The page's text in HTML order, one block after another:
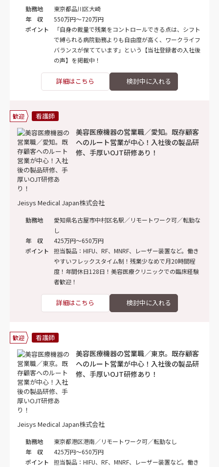
勤務地
東京都品川区大崎
年 収
550万円～720万円
ポイント
「自身の裁量で残業をコントロールできる点は、シフト
で縛られる病院勤務よりも自由度が高く、ワークライフ
バランスが保てています」という【当社登録者の入社後
の声】を掲載中！
詳細はこちら
歓迎 看護師
美容医療機器の営業職／愛知。既存顧客
へのルート営業が中心！入社後の製品研
修、手厚いOJT研修あり！
Jeisys Medical Japan株式会社
勤務地
愛知県名古屋市中村区名駅／リモートワーク可／転勤な
し
年 収
425万円～650万円
ポイント
担当製品：HIFU、RF、MNRF、レーザー装置など。働き
やすいフレックスタイム制！残業少なめで月20時間程
度！年間休日128日！美容医療クリニックでの臨床経験
者歓迎！
詳細はこちら
歓迎 看護師
美容医療機器の営業職／東京。既存顧客
へのルート営業が中心！入社後の製品研
修、手厚いOJT研修あり！
Jeisys Medical Japan株式会社
勤務地
東京都港区港南／リモートワーク可／転勤なし
年 収
425万円～650万円
ポイント
担当製品：HIFU、RF、MNRF、レーザー装置など。働き